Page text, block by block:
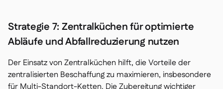
Strategie 7: Zentralküchen für optimierte
Abläufe und Abfallreduzierung nutzen
Der Einsatz von Zentralküchen hilft, die Vorteile der
zentralisierten Beschaffung zu maximieren, insbesondere